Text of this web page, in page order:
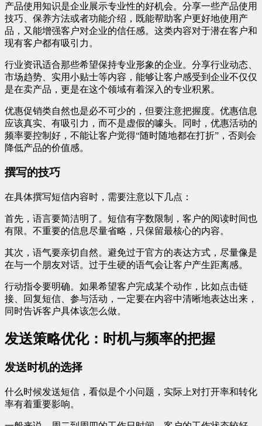
产品使用知识是企业展示专业性的好机会。分享一些产品使用
技巧、保养方法或者功能介绍，既能帮助客户更好地使用产
品，又能增强客户对企业的信任感。这类内容对于潜在客户和
现有客户都有吸引力。
行业资讯适合那些希望保持专业形象的企业。分享行业动态、
市场趋势、实用小贴士等内容，能够让客户感受到企业不仅仅
是在卖产品，更是在这个领域有着深入的专业积累。
优惠促销类自然也是必不可少的，但要注意把握度。优惠信息
应该真实、有吸引力，而不是虚假的噱头。同时，优惠活动的
频率要控制好，不能让客户觉得“随时随地都在打折”，否则会
降低产品的价值感。
撰写的技巧
在具体撰写短信内容时，需要注意以下几点：
首先，语言要简洁明了。短信有字数限制，客户的阅读时间也
有限。不重要的信息尽量省略，只保留最核心的内容。
其次，语气要亲切自然。避免过于官方的表达方式，尽量像是
在与一个朋友对话。过于生硬的语气会让客户产生距离感。
行动指令要明确。如果希望客户完成某个动作，比如点击链
接、回复短信、参与活动，一定要在内容中清晰地表达出来，
同时告诉客户具体该怎么做。
发送策略优化：时机与频率的把握
发送时机的选择
什么时候发送短信，看似是个小问题，实际上对打开率和转化
率有着重要影响。